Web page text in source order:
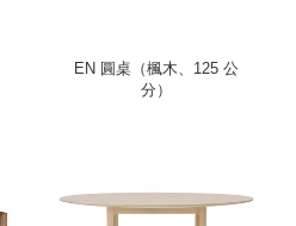
EN 圓桌（楓木、125 公
分）